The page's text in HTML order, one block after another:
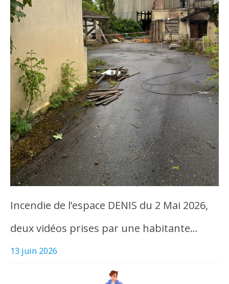
Incendie de l’espace DENIS du 2 Mai 2026,
deux vidéos prises par une habitante…
13 juin 2026